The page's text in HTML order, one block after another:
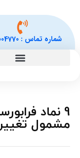
شماره تماس :
9 نماد
مشمول